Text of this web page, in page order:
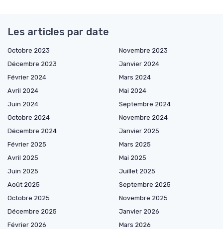
Les articles par date
Octobre 2023
Novembre 2023
Décembre 2023
Janvier 2024
Février 2024
Mars 2024
Avril 2024
Mai 2024
Juin 2024
Septembre 2024
Octobre 2024
Novembre 2024
Décembre 2024
Janvier 2025
Février 2025
Mars 2025
Avril 2025
Mai 2025
Juin 2025
Juillet 2025
Août 2025
Septembre 2025
Octobre 2025
Novembre 2025
Décembre 2025
Janvier 2026
Février 2026
Mars 2026